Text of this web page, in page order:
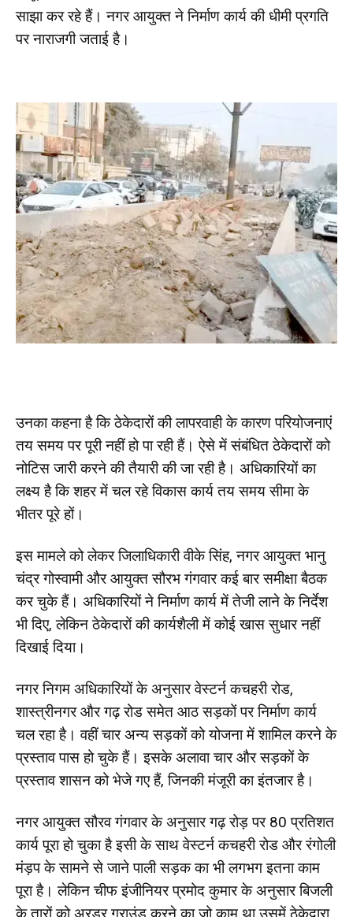
साझा कर रहे हैं। नगर आयुक्त ने निर्माण कार्य की धीमी प्रगति
पर नाराजगी जताई है।
उनका कहना है कि ठेकेदारों की लापरवाही के कारण परियोजनाएं
तय समय पर पूरी नहीं हो पा रही हैं। ऐसे में संबंधित ठेकेदारों को
नोटिस जारी करने की तैयारी की जा रही है। अधिकारियों का
लक्ष्य है कि शहर में चल रहे विकास कार्य तय समय सीमा के
भीतर पूरे हों।
इस मामले को लेकर जिलाधिकारी वीके सिंह, नगर आयुक्त भानु
चंद्र गोस्वामी और आयुक्त सौरभ गंगवार कई बार समीक्षा बैठक
कर चुके हैं। अधिकारियों ने निर्माण कार्य में तेजी लाने के निर्देश
भी दिए, लेकिन ठेकेदारों की कार्यशैली में कोई खास सुधार नहीं
दिखाई दिया।
नगर निगम अधिकारियों के अनुसार वेस्टर्न कचहरी रोड,
शास्त्रीनगर और गढ़ रोड समेत आठ सड़कों पर निर्माण कार्य
चल रहा है। वहीं चार अन्य सड़कों को योजना में शामिल करने के
प्रस्ताव पास हो चुके हैं। इसके अलावा चार और सड़कों के
प्रस्ताव शासन को भेजे गए हैं, जिनकी मंजूरी का इंतजार है।
नगर आयुक्त सौरव गंगवार के अनुसार गढ़ रोड़ पर 80 प्रतिशत
कार्य पूरा हो चुका है इसी के साथ वेस्टर्न कचहरी रोड और रंगोली
मंड़प के सामने से जाने पाली सड़क का भी लगभग इतना काम
पूरा है। लेकिन चीफ इंजीनियर प्रमोद कुमार के अनुसार बिजली